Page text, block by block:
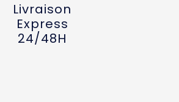
Livraison
Express
24/48H